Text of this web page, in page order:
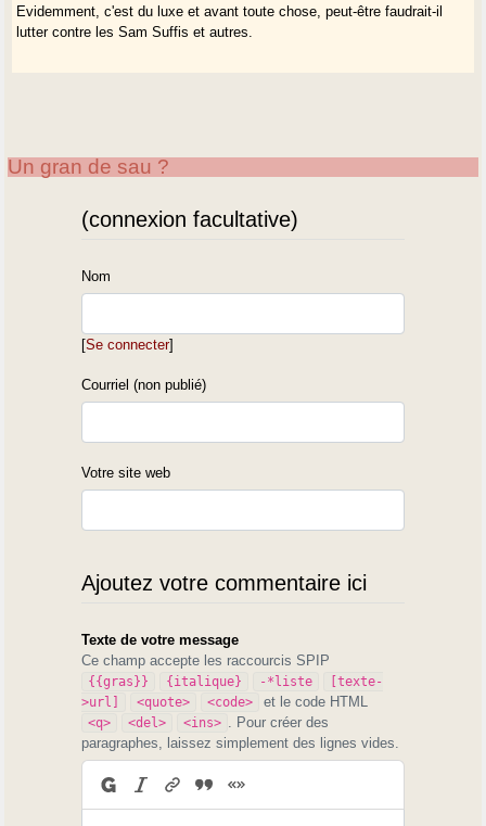
Evidemment, c'est du luxe et avant toute chose, peut-être faudrait-il
lutter contre les Sam Suffis et autres.
Un gran de sau ?
(connexion facultative)
Nom
[Se connecter]
Courriel (non publié)
Votre site web
Ajoutez votre commentaire ici
Texte de votre message
Ce champ accepte les raccourcis SPIP
{{gras}} {italique} -*liste
[texte-
>url]
<quote> <code> et le code HTML
<q> <del> <ins>
. Pour créer des
paragraphes, laissez simplement des lignes vides.